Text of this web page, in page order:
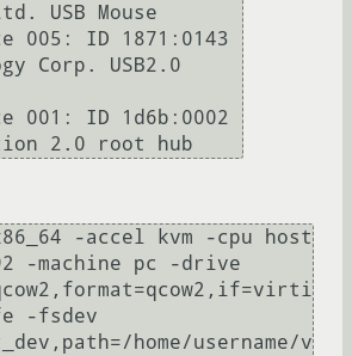
USB Mouse
005: ID 1871:0143
Corp. USB2.0
001: ID 1d6b:0002
-accel kvm -cpu host
-machine pc -drive
-fsdev
home/username/v